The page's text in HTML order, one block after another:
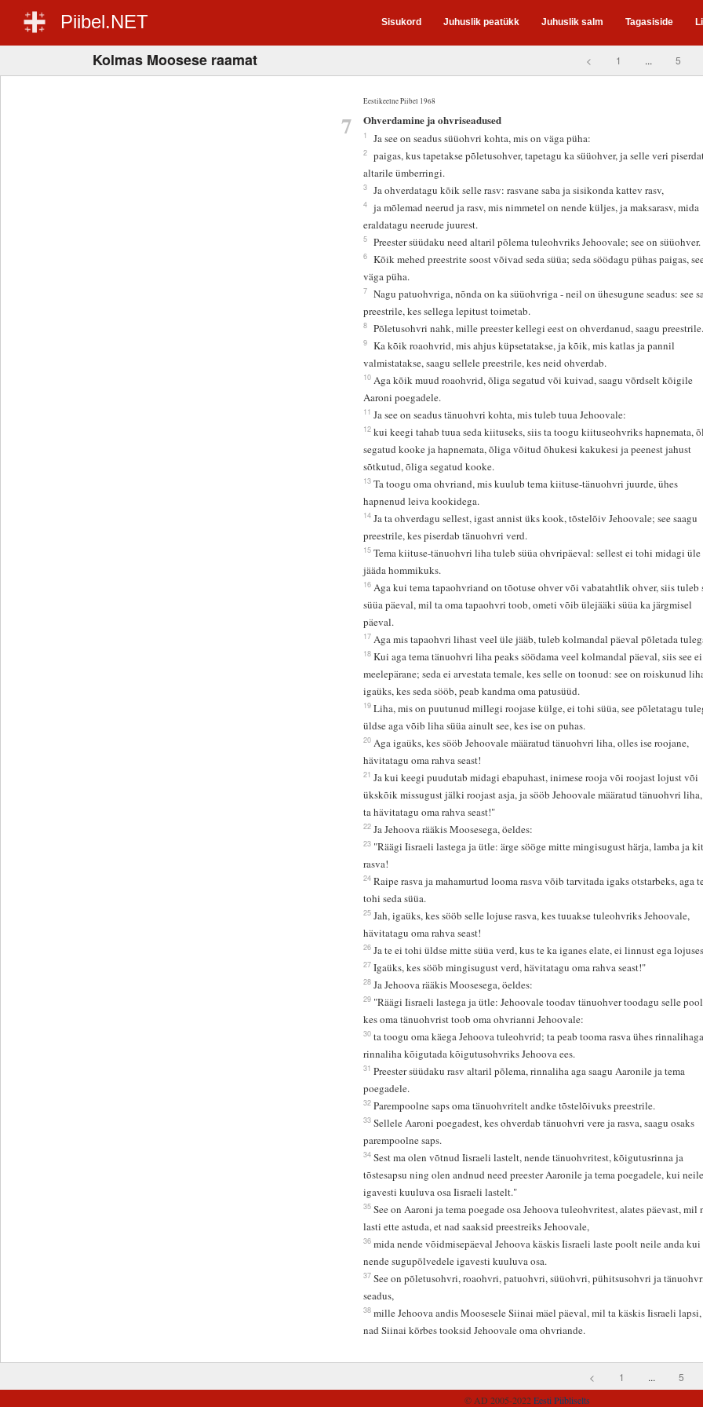
Piibel.NET Sisukord Juhuslik peatükk Juhuslik salm Tagasiside
Kolmas Moosese raamat < 1 ... 5
Eestikeelne Piibel 1968
7 Ohverdamine ja ohvriseadused
1 Ja see on seadus süüohvri kohta, mis on väga püha:
2
paigas, kus tapetakse põletusohver, tapetagu ka süüohver, ja selle veri
altarile ümberringi.
3 Ja ohverdatagu kõik selle rasv: rasvane saba ja sisikonda kattev rasv,
4
ja mõlemad neerud ja rasv, mis nimmetel on nende küljes, ja maksarasv, mida
eraldatagu neerude juurest.
5 Preester süüdaku need altaril põlema tuleohvriks Jehoovale; see on süüohver.
6
Kõik mehed preestrite soost võivad seda süüa; seda söödagu pühas paigas,
väga püha.
7
Nagu patuohvriga, nõnda on ka süüohvriga - neil on ühesugune seadus: see
preestrile, kes sellega lepitust toimetab.
8 Põletusohvri nahk, mille preester kellegi eest on ohverdanud, saagu preestrile.
9
Ka kõik roaohvrid, mis ahjus küpsetatakse, ja kõik, mis katlas ja pannil
valmistatakse, saagu sellele preestrile, kes neid ohverdab.
10 Aga kõik muud roaohvrid, õliga segatud või kuivad, saagu võrdselt kõigile
Aaroni poegadele.
11 Ja see on seadus tänuohvri kohta, mis tuleb tuua Jehoovale:
12 kui keegi tahab tuua seda kiituseks, siis ta toogu kiituseohvriks hapnemata,
segatud kooke ja hapnemata, õliga võitud õhukesi kakukesi ja peenest jahust
sõtkutud, õliga segatud kooke.
13 Ta toogu oma ohvriand, mis kuulub tema kiituse-tänuohvri juurde, ühes
hapnenud leiva kookidega.
14 Ja ta ohverdagu sellest, igast annist üks kook, tõstelõiv Jehoovale; see saagu
preestrile, kes piserdab tänuohvri verd.
15 Tema kiituse-tänuohvri liha tuleb süüa ohvripäeval: sellest ei tohi midagi üle
jääda hommikuks.
16 Aga kui tema tapaohvriand on tõotuse ohver või vabatahtlik ohver, siis tuleb
süüa päeval, mil ta oma tapaohvri toob, ometi võib ülejääki süüa ka järgmisel
päeval.
17 Aga mis tapaohvri lihast veel üle jääb, tuleb kolmandal päeval põletada
18 Kui aga tema tänuohvri liha peaks söödama veel kolmandal päeval, siis see
meelepärane; seda ei arvestata temale, kes selle on toonud: see on roiskunud
igaüks, kes seda sööb, peab kandma oma patusüüd.
19 Liha, mis on puutunud millegi roojase külge, ei tohi süüa, see põletatagu
üldse aga võib liha süüa ainult see, kes ise on puhas.
20 Aga igaüks, kes sööb Jehoovale määratud tänuohvri liha, olles ise roojane,
hävitatagu oma rahva seast!
21 Ja kui keegi puudutab midagi ebapuhast, inimese rooja või roojast lojust või
ükskõik missugust jälki roojast asja, ja sööb Jehoovale määratud tänuohvri
ta hävitatagu oma rahva seast!"
22 Ja Jehoova rääkis Moosesega, öeldes:
23 "Räägi Iisraeli lastega ja ütle: ärge sööge mitte mingisugust härja, lamba ja
rasva!
24 Raipe rasva ja mahamurtud looma rasva võib tarvitada igaks otstarbeks, aga
tohi seda süüa.
25 Jah, igaüks, kes sööb selle lojuse rasva, kes tuuakse tuleohvriks Jehoovale,
hävitatagu oma rahva seast!
26 Ja te ei tohi üldse mitte süüa verd, kus te ka iganes elate, ei linnust ega
27 Igaüks, kes sööb mingisugust verd, hävitatagu oma rahva seast!"
28 Ja Jehoova rääkis Moosesega, öeldes:
29 "Räägi Iisraeli lastega ja ütle: Jehoovale toodav tänuohver toodagu selle
kes oma tänuohvrist toob oma ohvrianni Jehoovale:
30 ta toogu oma käega Jehoova tuleohvrid; ta peab tooma rasva ühes
rinnaliha kõigutada kõigutusohvriks Jehoova ees.
31 Preester süüdaku rasv altaril põlema, rinnaliha aga saagu Aaronile ja tema
poegadele.
32 Parempoolne saps oma tänuohvritelt andke tõstelõivuks preestrile.
33 Sellele Aaroni poegadest, kes ohverdab tänuohvri vere ja rasva, saagu osaks
parempoolne saps.
34 Sest ma olen võtnud Iisraeli lastelt, nende tänuohvritest, kõigutusrinna ja
tõstesapsu ning olen andnud need preester Aaronile ja tema poegadele, kui neile
igavesti kuuluva osa Iisraeli lastelt."
35 See on Aaroni ja tema poegade osa Jehoova tuleohvritest, alates päevast, mil
lasti ette astuda, et nad saaksid preestreiks Jehoovale,
36 mida nende võidmisepäeval Jehoova käskis Iisraeli laste poolt neile anda kui
nende sugupõlvedele igavesti kuuluva osa.
37 See on põletusohvri, roaohvri, patuohvri, süüohvri, pühitsusohvri ja
seadus,
38 mille Jehoova andis Moosesele Siinai mäel päeval, mil ta käskis Iisraeli lapsi,
nad Siinai kõrbes tooksid Jehoovale oma ohvriande.
< 1 ... 5
© AD 2005-2022Eesti Piibliselts